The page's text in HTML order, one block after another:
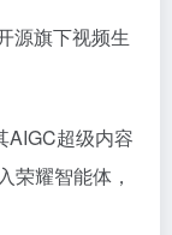
源旗下视频生
AIGC超级内容
耀智能体，